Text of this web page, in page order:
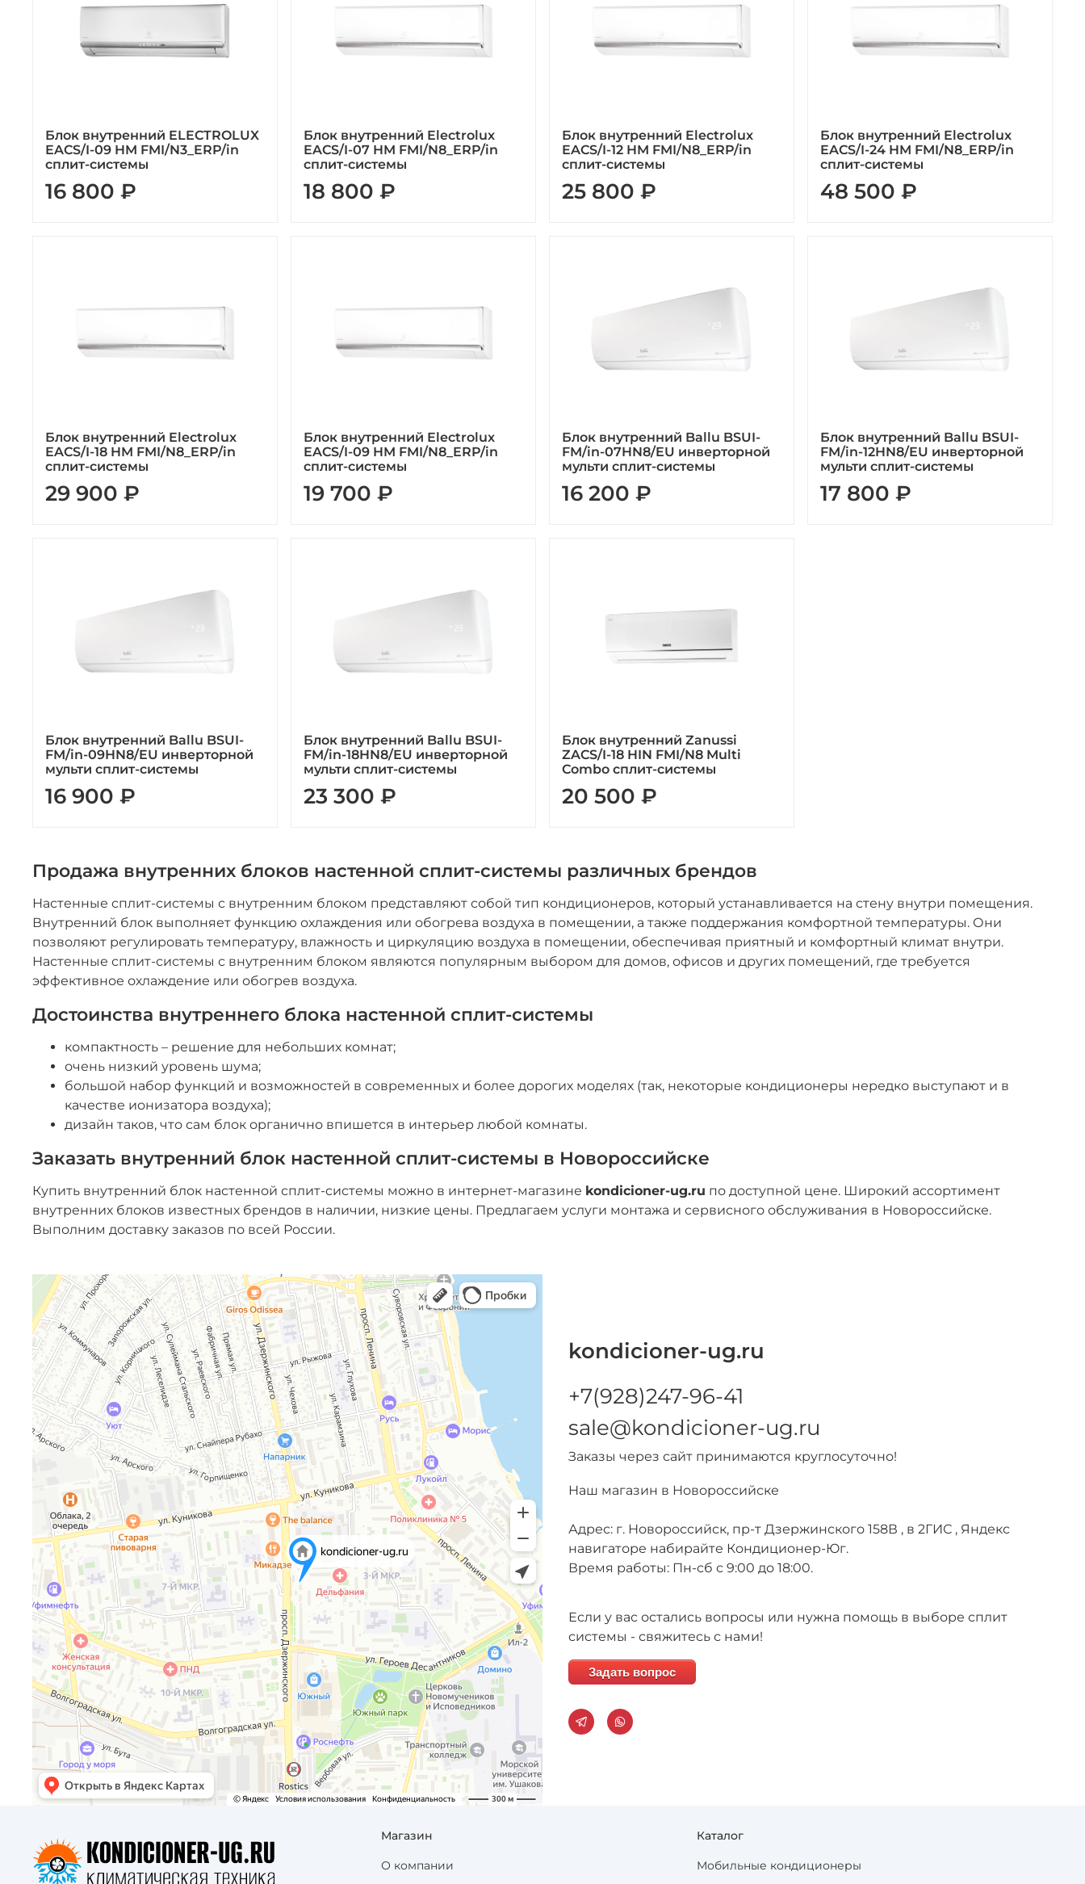
Блок внутренний ELECTROLUX
EACS/I-09 HM FMI/N3_ERP/in
сплит-системы
16 800 ₽
Блок внутренний Electrolux
EACS/I-07 HM FMI/N8_ERP/in
сплит-системы
18 800 ₽
Блок внутренний Electrolux
EACS/I-12 HM FMI/N8_ERP/in
сплит-системы
25 800 ₽
Блок внутренний Electrolux
EACS/I-24 HM FMI/N8_ERP/in
сплит-системы
48 500 ₽
Блок внутренний Electrolux
EACS/I-18 HM FMI/N8_ERP/in
сплит-системы
29 900 ₽
Блок внутренний Electrolux
EACS/I-09 HM FMI/N8_ERP/in
сплит-системы
19 700 ₽
Блок внутренний Ballu BSUI-
FM/in-07HN8/EU инверторной
мульти сплит-системы
16 200 ₽
Блок внутренний Ballu BSUI-
FM/in-12HN8/EU инверторной
мульти сплит-системы
17 800 ₽
Блок внутренний Ballu BSUI-
FM/in-09HN8/EU инверторной
мульти сплит-системы
16 900 ₽
Блок внутренний Ballu BSUI-
FM/in-18HN8/EU инверторной
мульти сплит-системы
23 300 ₽
Блок внутренний Zanussi
ZACS/I-18 HIN FMI/N8 Multi
Combo сплит-системы
20 500 ₽
Продажа внутренних блоков настенной сплит-системы различных брендов
Настенные сплит-системы с внутренним блоком представляют собой тип кондиционеров, который устанавливается на стену внутри помещения.
Внутренний блок выполняет функцию охлаждения или обогрева воздуха в помещении, а также поддержания комфортной температуры. Они
позволяют регулировать температуру, влажность и циркуляцию воздуха в помещении, обеспечивая приятный и комфортный климат внутри.
Настенные сплит-системы с внутренним блоком являются популярным выбором для домов, офисов и других помещений, где требуется
эффективное охлаждение или обогрев воздуха.
Достоинства внутреннего блока настенной сплит-системы
компактность – решение для небольших комнат;
очень низкий уровень шума;
большой набор функций и возможностей в современных и более дорогих моделях (так, некоторые кондиционеры нередко выступают и в
качестве ионизатора воздуха);
дизайн таков, что сам блок органично впишется в интерьер любой комнаты.
Заказать внутренний блок настенной сплит-системы в Новороссийске
Купить внутренний блок настенной сплит-системы можно в интернет-магазине kondicioner-ug.ru по доступной цене. Широкий ассортимент
внутренних блоков известных брендов в наличии, низкие цены. Предлагаем услуги монтажа и сервисного обслуживания в Новороссийске.
Выполним доставку заказов по всей России.
kondicioner-ug.ru
+7(928)247-96-41
sale@kondicioner-ug.ru
Заказы через сайт принимаются круглосуточно!
Наш магазин в Новороссийске
Адрес: г. Новороссийск, пр-т Дзержинского 158В , в 2ГИС , Яндекс
навигаторе набирайте Кондиционер-Юг.
Время работы: Пн-сб с 9:00 до 18:00.
Если у вас остались вопросы или нужна помощь в выборе сплит
системы - свяжитесь с нами!
Задать вопрос
Магазин
О компании
Каталог
Мобильные кондиционеры